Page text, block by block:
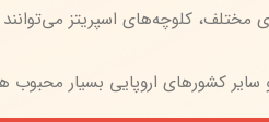
مختلف، کلوچه‌های اسپریتز
سایر کشورهای اروپایی بسیار